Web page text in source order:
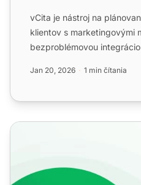
vCita je nástroj na
klientov s marketingovými
bezproblémovou
Jan 20, 2026 1 min čítania
Funkcie videohovorov